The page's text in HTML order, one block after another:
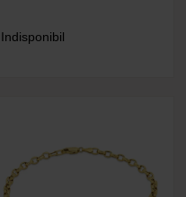
Indisponibil